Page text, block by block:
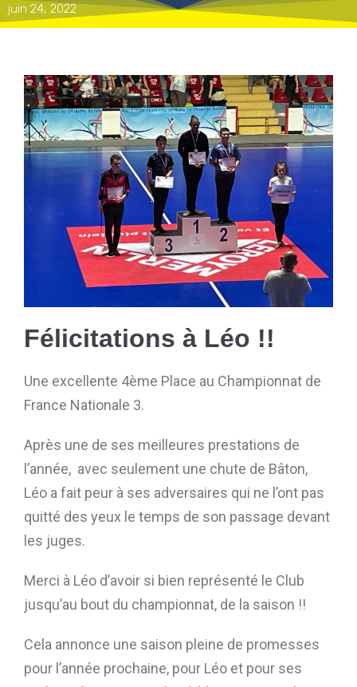
juin 24, 2022
Félicitations à Léo !!
Une excellente 4ème Place au Championnat de
France Nationale 3.
Après une de ses meilleures prestations de
l’année, avec seulement une chute de Bâton,
Léo a fait peur à ses adversaires qui ne l’ont pas
quitté des yeux le temps de son passage devant
les juges.
Merci à Léo d’avoir si bien représenté le Club
jusqu’au bout du championnat, de la saison !!
Cela annonce une saison pleine de promesses
pour l’année prochaine, pour Léo et pour ses